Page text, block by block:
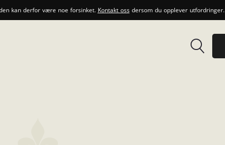
kan derfor være noe forsinket. Kontakt ossdersom du opplever utfordringer.